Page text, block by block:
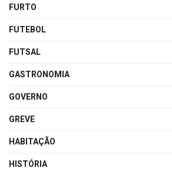
FURTO
FUTEBOL
FUTSAL
GASTRONOMIA
GOVERNO
GREVE
HABITAÇÃO
HISTÓRIA